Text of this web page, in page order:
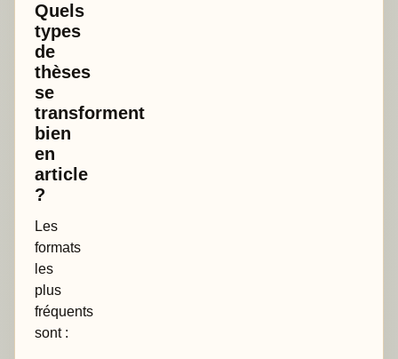
Quels
types
de
thèses
se
transforment
bien
en
article
?
Les
formats
les
plus
fréquents
sont :